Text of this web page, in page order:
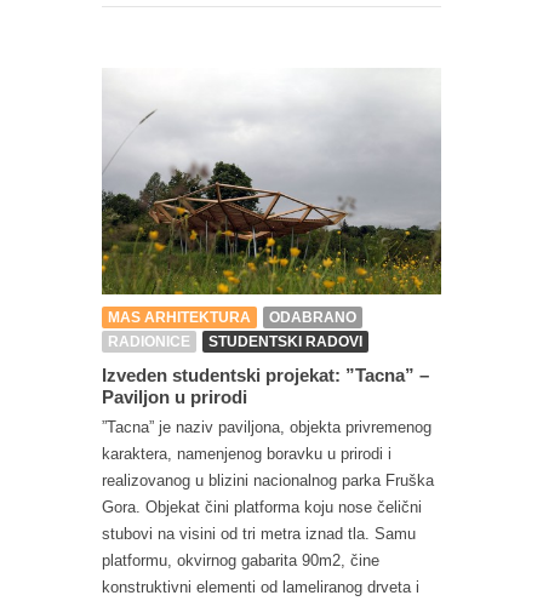
MAS ARHITEKTURA
ODABRANO
RADIONICE
STUDENTSKI RADOVI
Izveden studentski projekat: ”Tacna” –
Paviljon u prirodi
”Tacna” je naziv paviljona, objekta privremenog
karaktera, namenjenog boravku u prirodi i
realizovanog u blizini nacionalnog parka Fruška
Gora. Objekat čini platforma koju nose čelični
stubovi na visini od tri metra iznad tla. Samu
platformu, okvirnog gabarita 90m2, čine
konstruktivni elementi od lameliranog drveta i